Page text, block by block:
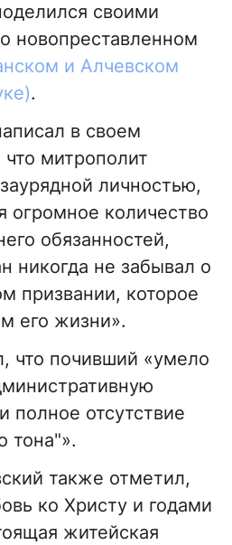
своими
новопреставленном
и Алчевском
.
в своем
что митрополит
личностью,
огромное количество
обязанностей,
никогда не забывал о
призвании, которое
его жизни».
что почивший «умело
полное отсутствие
тона"».
также отметил,
ко Христу и годами
житейская